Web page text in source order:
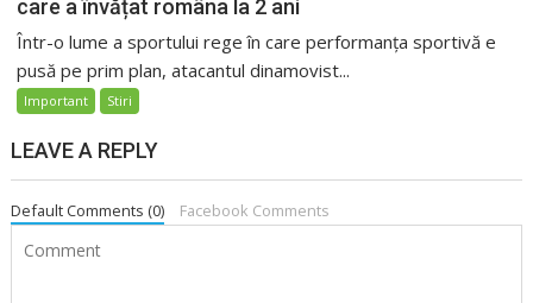
care a învățat româna la 2 ani
Într-o lume a sportului rege în care performanța sportivă e
pusă pe prim plan, atacantul dinamovist...
Important Stiri
LEAVE A REPLY
Default Comments (0) Facebook Comments